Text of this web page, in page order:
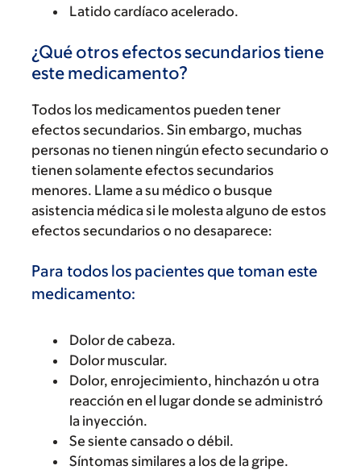
Latido cardíaco acelerado.
¿Qué otros efectos secundarios tiene
este medicamento?
Todos los medicamentos pueden tener
efectos secundarios. Sin embargo, muchas
personas no tienen ningún efecto secundario o
tienen solamente efectos secundarios
menores. Llame a su médico o busque
asistencia médica si le molesta alguno de estos
efectos secundarios o no desaparece:
Para todos los pacientes que toman este
medicamento:
Dolor de cabeza.
Dolor muscular.
Dolor, enrojecimiento, hinchazón u otra
reacción en el lugar donde se administró
la inyección.
Se siente cansado o débil.
Síntomas similares a los de la gripe.